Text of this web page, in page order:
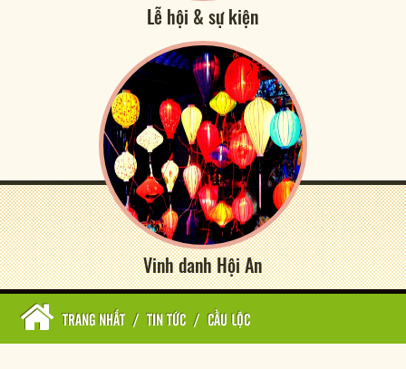
Lễ hội & sự kiện
Vinh danh Hội An
TRANG NHẤT / TIN TỨC / CẦU LỘC